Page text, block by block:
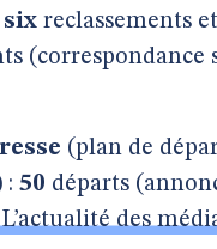
six reclassements et
(correspondance
(plan de
: 50 départs
des